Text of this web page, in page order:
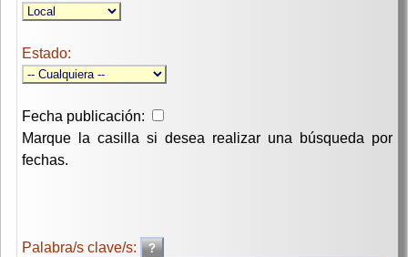
Estado:
Fecha publicación:
Marque la casilla si desea realizar una búsqueda por
fechas.
Palabra/s clave/s: